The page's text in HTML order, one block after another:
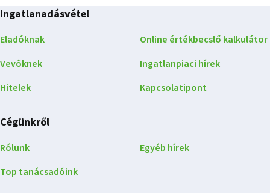
Ingatlanadásvétel
Eladóknak
Vevőknek
Hitelek
Online értékbecslő kalkulátor
Ingatlanpiaci hírek
Kapcsolatipont
Cégünkről
Rólunk
Top tanácsadóink
Egyéb hírek